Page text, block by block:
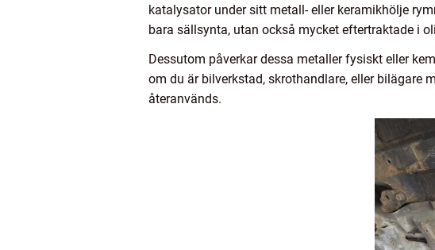
katalysator under sitt metall- eller keramikhölje
bara sällsynta, utan också mycket eftertraktade i
Dessutom påverkar dessa metaller fysiskt eller
om du är bilverkstad, skrothandlare, eller bilägare
återanvänds.